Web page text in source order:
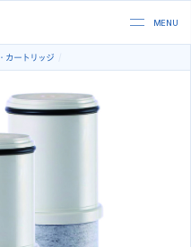
カートリッジ